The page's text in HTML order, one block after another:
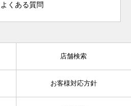
よくある質問
店舗検索
お客様対応方針